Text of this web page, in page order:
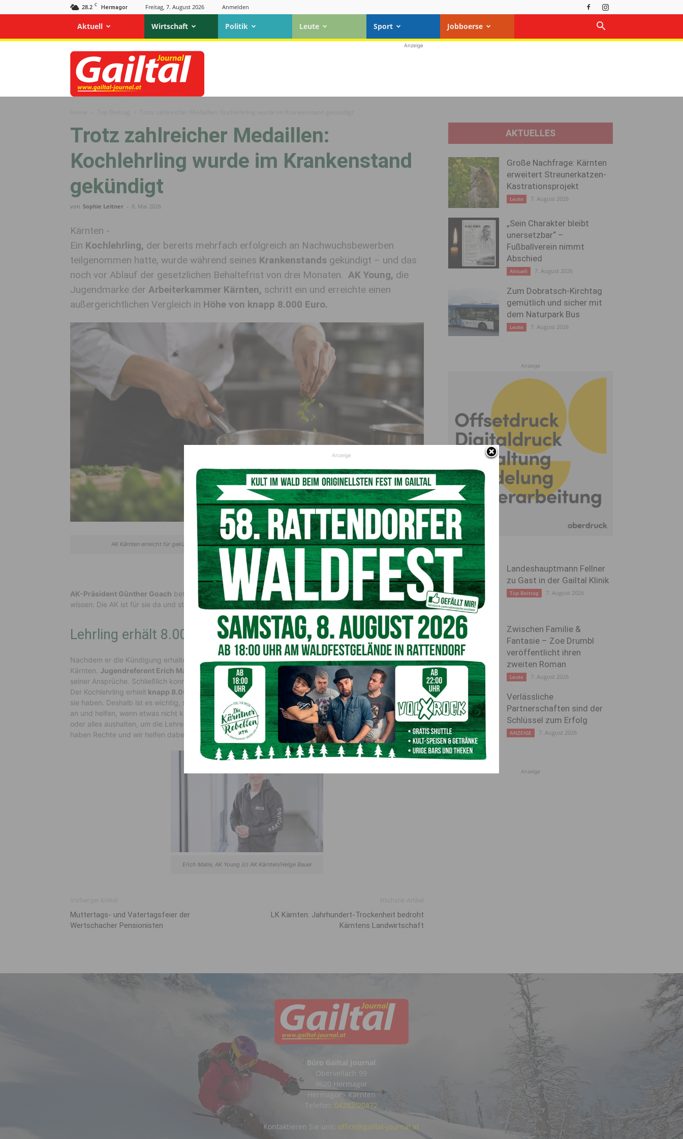
28.2 C Hermagor Freitag, 7. August 2026 Anmelden
Aktuell Wirtschaft Politik Leute Sport Jobboerse
Gailtal
Journal
Anzeige
Trotz zahlreicher Medaillen:
Kochlehrling wurde im Krankenstand
gekündigt
von Sophie Leitner - 8. Mai 2026
Kärnten -
Ein Kochlehrling, der bereits mehrfach erfolgreich an Nachwuchsbewerben
teilgenommen hatte, wurde während seines Krankenstands gekündigt – und das
noch vor Ablauf der gesetzlichen Behaltefrist von drei Monaten. AK Young, die
Jugendmarke der Arbeiterkammer Kärnten, schritt ein und erreichte einen
außergerichtlichen Vergleich in Höhe von knapp 8.000 Euro.
AK Kärnten erreicht für gekündigten Kochlehrling im Krankenstand knapp 8.000 Euro Vergleichszahlung
© KI-generiertes Foto
AK-Präsident Günther Goach betont: „Gerade junge Arbeitnehmerinnen und Arbeitnehmer müssen
wissen: Die AK ist für sie da und steht an ihrer Seite.“
Lehrling erhält 8.000 Euro zugesprochen
Nachdem er die Kündigung erhalten hatte, wandte sich der junge Mannan dieExpert:innender AK
Kärnten Jugendreferent Erich Malle
prüfte den Fall und unterstützte den Lehrling bei der Durchsetzung
seiner Ansprüche. Schließlich konnte
mit dem Arbeitgeber
ein außergerichtlicher Vergleich erzielt werden:
Der Kochlehrling erhielt knapp 8.000 Euro. Malle: „Gerade Lehrlinge sind sich oftunsicher, welche Rechte
sie haben. Deshalb ist es wichtig, sich frühzeitig Unterstützung zu holen. Wir schauen uns jeden Fall genau
an und helfen, wenn etwas nicht korrekt abläuft.“„Viele Lehrlinge denken, sie müssen alles allein lösen
oder alles aushalten, um die Lehre erfolgreich abschließen zu können. Das stimmt nicht.Auch Lehrlinge
haben Rechte und wir helfen dabei, diese durchzusetze
versichert AK-Präsident Goach.
Erich Malle, AK Young (c) AK Kärnten/Helge Bauer
Muttertags- und Vatertagsfeier der
Wertschacher Pensionisten
LK Kärnten: Jahrhundert-Trockenheit bedroht
Kärntens Landwirtschaft
AKTUELLES
Große Nachfrage: Kärnten
erweitert Streunerkatzen-
Kastrationsprojekt
Leute 7. August 2026
„Sein Charakter bleibt
unersetzbar“ –
Fußballverein nimmt
Abschied
Aktuell 7. August 2026
Zum Dobratsch-Kirchtag
gemütlich und sicher mit
dem Naturpark Bus
Leute 7. August 2026
Anzeige
Landeshauptmann Fellner
zu Gast in der Gailtal Klinik
Top Beitrag 7. August 2026
Zwischen Familie &
Fantasie – Zoe Drumbl
veröffentlicht ihren
zweiten Roman
Leute 7. August 2026
Verlässliche
Partnerschaften sind der
Schlüssel zum Erfolg
ANZEIGE 7. August 2026
Anzeige
Büro Gailtal Journal
Obervellach 99
9620 Hermagor
Hermagor - Kärnten
Telefon: 04282/20472
Kontaktieren Sie uns: office@gailtal-journal.at
Anzeige